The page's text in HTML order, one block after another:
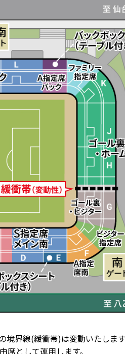
界線(緩衝帯)は変動いたします
として運用します。